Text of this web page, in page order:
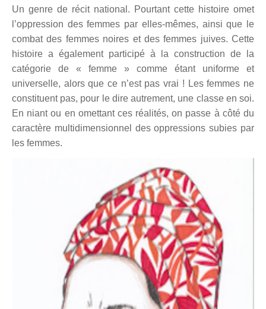
Un genre de récit national. Pourtant cette histoire omet
l’oppression des femmes par elles-mêmes, ainsi que le
combat des femmes noires et des femmes juives. Cette
histoire a également participé à la construction de la
catégorie de « femme » comme étant uniforme et
universelle, alors que ce n’est pas vrai ! Les femmes ne
constituent pas, pour le dire autrement, une classe en soi.
En niant ou en omettant ces réalités, on passe à côté du
caractère multidimensionnel des oppressions subies par
les femmes.